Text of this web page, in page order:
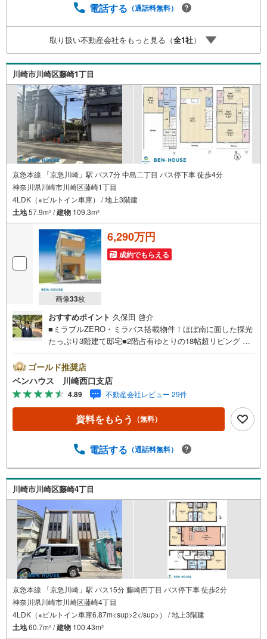
くらいないと買えないの？」●「自営業者はローン通りにく
り・・・。ご安心ください!!お力になれる事がございました
ら、誠心誠意 お手伝いをさせていただきます。【ベンハウ
ス】にお任せ下さい！
電話する （通話料無料）
取り扱い不動産会社をもっと見る（全1社）
川崎市川崎区藤崎1丁目
京急本線 「京急川崎」駅 バス7分 中島二丁目 バス停下車 徒歩4分
神奈川県川崎市川崎区藤崎1丁目
4LDK（※ビルトイン車庫） / 地上3階建
土地57.9m2 /建物 109.3m2
画像33枚
6,290万円
成約でもらえる
おすすめポイント 久保田 啓介
■ミラブルZERO・ミラバス搭載物件！ほぼ南に面した採光
たっぷり3階建て邸宅■2階占有ゆとりの18帖超リビング ■
付きますね！■ご見学をご希望のお客様、平日・休日問わず
ご対応させていただきます。■また、オンライン案内・相談
などにも対応しております。 どうぞ お気軽にご連絡下
さい。その他にも・・・●「この物件以外にも何件か一緒に
物件を見てみたい」●「私はローンいくら借りられるのだろ
う？」●「買替えなので、自宅がいくらで売却できるか知り
は、どれくらいないと買えないの？」●「自営業者はローン
ことばかり・・・。ご安心ください!!お力になれる事がござ
いましたら、誠心誠意 お手伝いをさせていただきます。
【ベンハウス】にお任せ下さい！
ゴールド推奨店
ベンハウス 川崎西口支店
4.89 不動産会社レビュー 29件
資料をもらう （無料）
電話する （通話料無料）
川崎市川崎区藤崎4丁目
京急本線 「京急川崎」駅 バス15分 藤崎四丁目 バス停下車 徒歩2分
神奈川県川崎市川崎区藤崎4丁目
4LDK（※ビルトイン車庫6.87m<sup>2</sup>） / 地上3階建
土地60.7m2 /建物 100.43m2